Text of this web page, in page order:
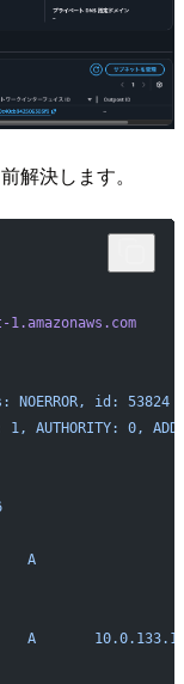
解決します。
NOERROR, id: 53824
AUTHORITY: 0,
A
A